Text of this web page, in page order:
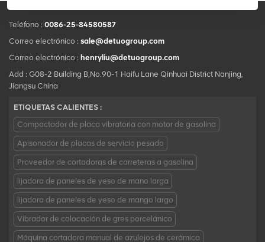
Teléfono : 0086-25-84580587
Correo electrónico : sale@detuogroup.com
Correo electrónico : henryliu@detuogroup.com
Add : G08-2 Building B,No.90-1 Haifu Lane Qinhuai District Nanjing,
Jiangsu China
ETIQUETAS CALIENTES :
Compactador de placa vibratoria con motor de gasolina
Apisonador de placas de servicio pesado
Proveedor de cortadoras de carreteras a gasolina
lijadora de paneles de yeso de mano larga
lijadora de paneles de yeso de mango largo
Vibrador de colocación de gres porcelánico
Máquina cortadora manual de azulejos de cerámica